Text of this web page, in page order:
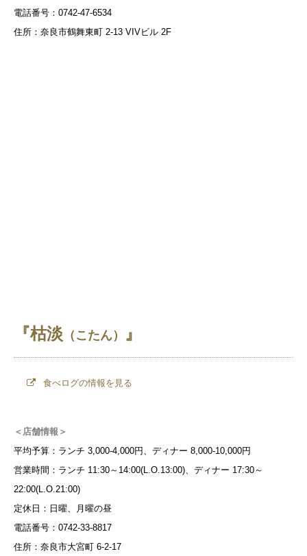
電話番号：0742-47-6534
住所：奈良市鶴舞東町 2-13 VIVビル 2F
『枯淡 （こたん） 』
食べログの情報を見る
＜店舗情報＞
平均予算：ランチ 3,000-4,000円、ディナー 8,000-10,000円
営業時間：ランチ 11:30～14:00(L.O.13:00)、ディナー 17:30～
22:00(L.O.21:00)
定休日：日曜、月曜の昼
電話番号：0742-33-8817
住所：奈良市大宮町 6-2-17